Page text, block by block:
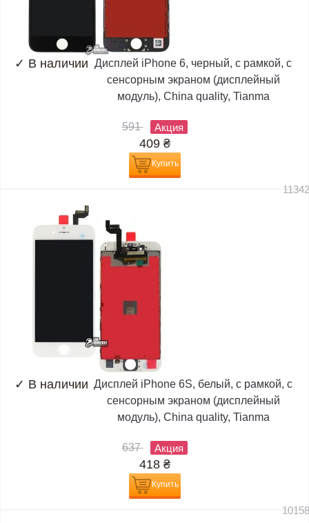
✓ В наличии Дисплей iPhone 6, черный, с рамкой, с
сенсорным экраном (дисплейный
модуль), China quality, Tianma
591 Акция
409 ₴
Купить
✓ В наличии Дисплей iPhone 6S, белый, с рамкой, с
сенсорным экраном (дисплейный
модуль), China quality, Tianma
637 Акция
418 ₴
Купить